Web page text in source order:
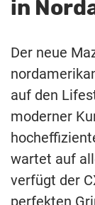
in
Der neue
auf den
moderner
wartet auf
verfügt der
perfekten